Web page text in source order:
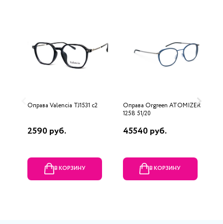
Оправа Valencia TJ1531 с2
2590 руб.
В КОРЗИНУ
Оправа Orgreen ATOMIZER
1258 51/20
45540 руб.
В КОРЗИНУ